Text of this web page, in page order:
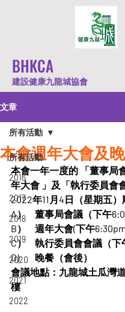
BHKCA
建設健康九龍城協會
文章
所有活動
2016
2017
2018
2019
2020
2021
2022
所有活動
本會週年大會及
本會一年一度的 「董事局
年大會 」及「執行委員會
2022年11月4日（星期五
A）	董事局會議（下午
B）	週年大會(下午
C）	執行委員會會議（
D)	晚餐（會後）
會議地點：九龍城土瓜灣
樓